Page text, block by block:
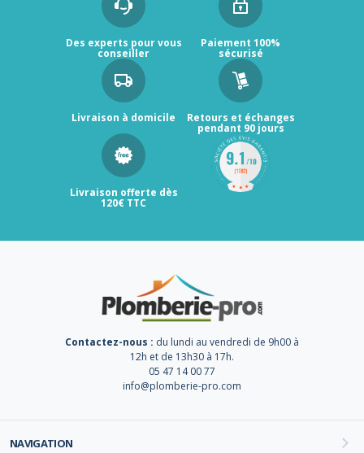
Des experts pour vous
conseiller
Paiement 100%
sécurisé
Livraison à domicile Retours et échanges
pendant 90 jours
Livraison offerte dès
120€ TTC
Contactez-nous : du lundi au vendredi de 9h00 à
12h et de 13h30 à 17h.
05 47 14 00 77
info@plomberie-pro.com
NAVIGATION